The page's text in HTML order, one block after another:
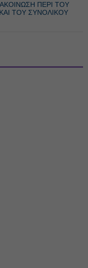
ΠΕΡΙ ΤΟΥ
ΤΟΥ ΣΥΝΟΛΙΚΟΥ